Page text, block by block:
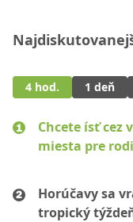
4 hod. 1 deň
Chcete ísť cez
miesta pre
Horúčavy sa
tropický